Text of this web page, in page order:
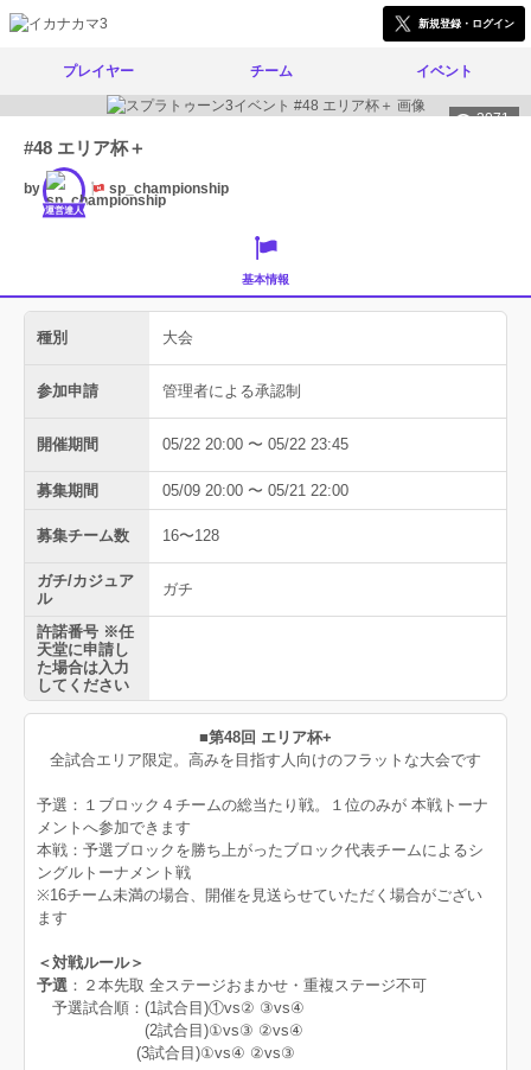
新規登録・ログイン
プレイヤー チーム イベント
3071
#48 エリア杯＋
by
運営達人
sp_championship
基本情報
種別 大会
参加申請 管理者による承認制
開催期間 05/22 20:00 〜 05/22 23:45
募集期間 05/09 20:00 〜 05/21 22:00
募集チーム数 16〜128
ガチ/カジュア
ル
ガチ
許諾番号 ※任
天堂に申請し
た場合は入力
してください
■第48回 エリア杯+
全試合エリア限定。高みを目指す人向けのフラットな大会です
予選：１ブロック４チームの総当たり戦。１位のみが 本戦トーナ
メントへ参加できます
本戦：予選ブロックを勝ち上がったブロック代表チームによるシ
ングルトーナメント戦
※16チーム未満の場合、開催を見送らせていただく場合がござい
ます
＜対戦ルール＞
予選 ：２本先取 全ステージおまかせ・重複ステージ不可
予選試合順：(1試合目)①vs② ③vs④
(2試合目)①vs③ ②vs④
(3試合目)①vs④ ②vs③